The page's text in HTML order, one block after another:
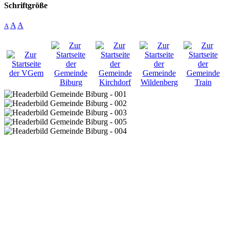
Schriftgröße
A A A